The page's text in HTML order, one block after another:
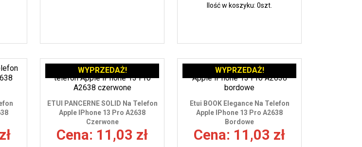
Ilość w koszyku: 0szt.
ETUI PANCERNE SOLID Na Telefon
Apple IPhone 13 Pro A2638
Czerwone
Cena: 11,03 zł
WYPRZEDAŻ!
Etui BOOK Elegance Na Telefon
Apple IPhone 13 Pro A2638
Bordowe
Cena: 11,03 zł
WYPRZEDAŻ!